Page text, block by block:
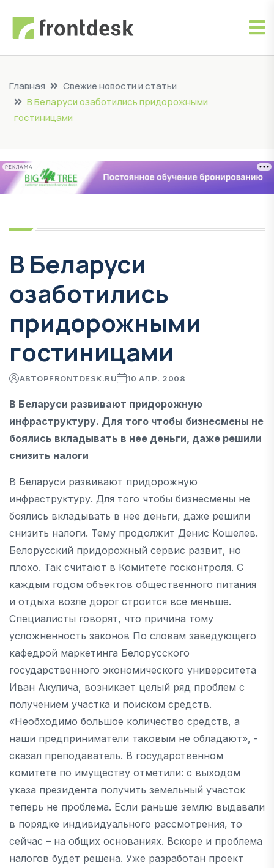
Главная
Свежие новости и статьи
В Беларуси озаботились придорожными
гостиницами
РЕКЛАМА
В Беларуси
озаботились
придорожными
гостиницами
АВТОРFRONTDESK.RU 10 АПР. 2008
В Беларуси развивают придорожную
инфраструктуру. Для того чтобы бизнесмены не
боялись вкладывать в нее деньги, даже решили
снизить налоги
В Беларуси развивают придорожную
инфраструктуру. Для того чтобы бизнесмены не
боялись вкладывать в нее деньги, даже решили
снизить налоги. Тему продолжит Денис Кошелев.
Белорусский придорожный сервис развит, но
плохо. Так считают в Комитете госконтроля. С
каждым годом объектов общественного питания
и отдыха возле дорог строится все меньше.
Специалисты говорят, что причина тому
усложненность законов По словам заведующего
кафедрой маркетинга Белорусского
государственного экономического университета
Иван Акулича, возникает целый ряд проблем с
получением участка и поиском средств.
«Необходимо большое количество средств, а
наши предприниматели таковым не обладают», -
сказал преподаватель. В государственном
комитете по имуществу отметили: с выходом
указа президента получить земельный участок
теперь не проблема. Если раньше землю выдавали
в порядке индивидуального рассмотрения, то
сейчас – на общих основаниях. Вскоре и проблема
налогов будет решена. Уже разработан проект